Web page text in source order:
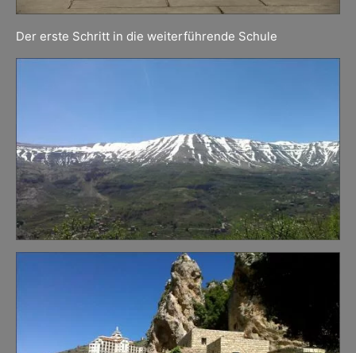
Der erste Schritt in die weiterführende Schule